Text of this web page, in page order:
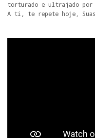
torturado e ultrajado por
A ti, te repete hoje, Suas